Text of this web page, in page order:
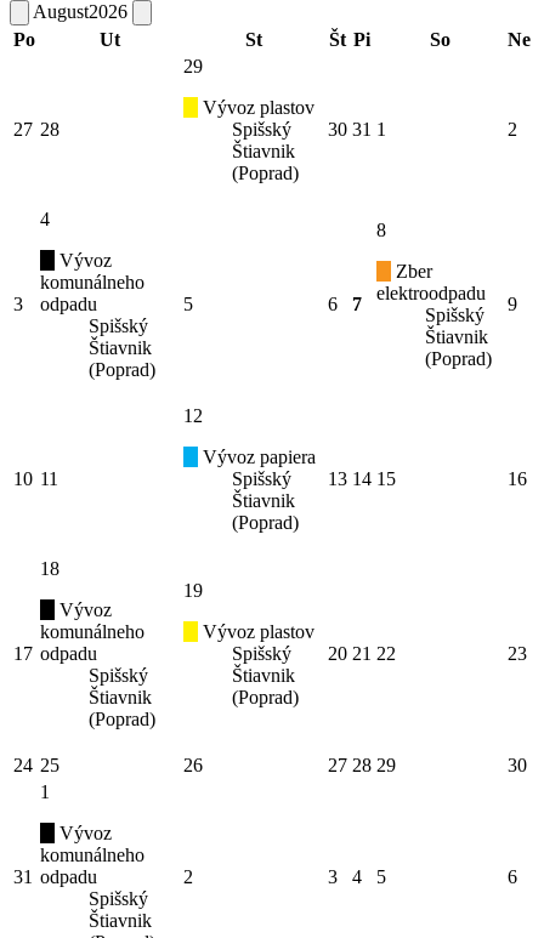
August2026
Po
Ut St Št Pi So Ne
27 28
29
Vývoz plastov
Spišský
Štiavnik
(Poprad)
30 31 1 2
3
4
Vývoz
komunálneho
odpadu
Spišský
Štiavnik
(Poprad)
5 6 7
8
Zber
elektroodpadu
Spišský
Štiavnik
(Poprad)
9
10 11
12
Vývoz papiera
Spišský
Štiavnik
(Poprad)
13 14 15 16
17
18
Vývoz
komunálneho
odpadu
Spišský
Štiavnik
(Poprad)
19
Vývoz plastov
Spišský
Štiavnik
(Poprad)
20 21 22 23
24 25 26 27 28 29 30
31
1
Vývoz
komunálneho
odpadu
Spišský
Štiavnik
2 3 4 5 6